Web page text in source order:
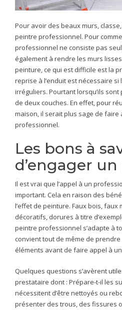
Pour avoir des beaux murs,
peintre professionnel. Pour
professionnel ne consiste pas
également à rendre les murs
peinture, ce qui est difficile est la
reprise à l’enduit est nécessaire
irréguliers. Pourtant lorsqu’ils
de deux couches. En effet, pour
maison, il serait plus sage de faire
professionnel.
Les bons à
d’engager
Il est vrai que l’appel à un
important. Cela en raison des
l’effet de peinture. Faux bois,
décoratifs, dorures à titre
peintre professionnel s’adapte à
convient tout de même de
éléments avant de faire appel à
Quelques questions s’avèrent
prestataire dont : Prépare-t-il les
nécessitent d’être nettoyés ou
présenter des trous, des fissures